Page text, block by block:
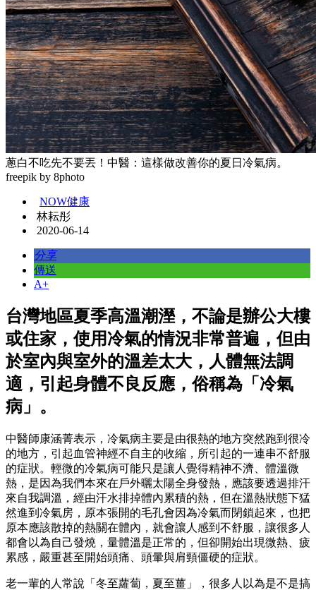
蔥白不吃先不要丟！中醫：這樣做改善你的夏日冷氣病。
freepik by 8photo
NOW健康
林耘彤
2020-06-14
分享
傳送
A+
台灣地區夏季高溫潮溼，不論是辦公大樓
或住家，使用冷氣的情況非常普遍，但由
於室內與室外的溫差太大，人體無法調
適，引起身體不良反應，俗稱為「冷氣
病」。
中醫師康涵菁表示，冷氣病主要是由很熱的地方突然跑到很冷
的地方，引起血管神經不自主的收縮，所引起的一連串不舒服
的症狀。輕微的冷氣病可能只是讓人覺得精神不濟、體溫微
熱，是因為我們本來在戶外曬太陽全身發熱，應該要透過排汗
來自我調溫，經由汗水排掉體內累積的熱，但在溫熱狀態下猛
然進到冷氣房，原本張開的毛孔會因為冷氣而閉鎖起來，也把
原本應該散掉的熱關在體內，就會讓人感到不舒服，讓很多人
都會以為自己發燒，量體溫是正常的，但卻開始出現微熱、疲
累感，嚴重甚至開始頭痛、頭暈與肩頸僵硬的症狀。
老一輩的人常說「冬至蘿蔔，夏至薑」，很多人以為是不是搞